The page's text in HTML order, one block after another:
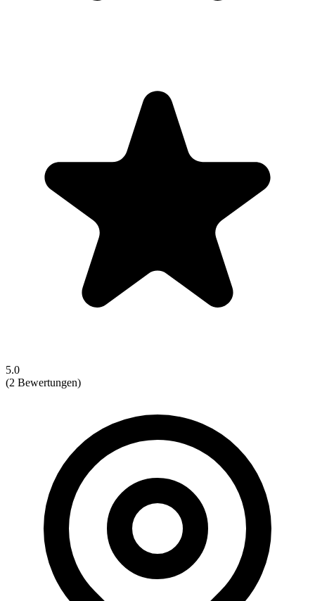
5.0
(2 Bewertungen)